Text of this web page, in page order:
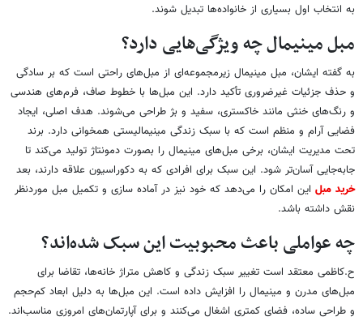
به انتخاب اول بسیاری از خانواده‌ها تبدیل شوند.
مبل مینیمال چه ویژگی‌هایی دارد؟
به گفته ایشان، مبل مینیمال زیرمجموعه‌ای از مبل‌های راحتی است که بر سادگی
و حذف جزئیات غیرضروری تأکید دارد. این مبل‌ها با خطوط صاف، فرم‌های هندسی
و رنگ‌های خنثی مانند خاکستری، سفید و بژ طراحی می‌شوند. هدف اصلی، ایجاد
فضایی آرام و منظم است که با سبک زندگی مینیمالیستی همخوانی دارد. برند
تحت مدیریت ایشان، برخی مبل‌های مینیمال را بصورت دمونتاژ تولید می‌کند تا
جابه‌جایی آسان‌تر شود. این سبک برای افرادی که به دکوراسیون علاقه دارند، بعد
خرید مبل این امکان را می‌دهد که خود نیز در آماده سازی و تکمیل مبل موردنظر
نقش داشته باشد.
چه عواملی باعث محبوبیت این سبک شده‌اند؟
ح.کاظمی معتقد است تغییر سبک زندگی و کاهش متراژ خانه‌ها، تقاضا برای
مبل‌های مدرن و مینیمال را افزایش داده است. این مبل‌ها به دلیل ابعاد کم‌حجم
و طراحی ساده، فضای کمتری اشغال می‌کنند و برای آپارتمان‌های امروزی مناسب‌اند.